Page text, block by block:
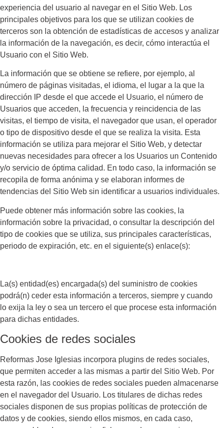
experiencia del usuario al navegar en el Sitio Web. Los
principales objetivos para los que se utilizan cookies de
terceros son la obtención de estadísticas de accesos y analizar
la información de la navegación, es decir, cómo interactúa el
Usuario con el Sitio Web.
La información que se obtiene se refiere, por ejemplo, al
número de páginas visitadas, el idioma, el lugar a la que la
dirección IP desde el que accede el Usuario, el número de
Usuarios que acceden, la frecuencia y reincidencia de las
visitas, el tiempo de visita, el navegador que usan, el operador
o tipo de dispositivo desde el que se realiza la visita. Esta
información se utiliza para mejorar el Sitio Web, y detectar
nuevas necesidades para ofrecer a los Usuarios un Contenido
y/o servicio de óptima calidad. En todo caso, la información se
recopila de forma anónima y se elaboran informes de
tendencias del Sitio Web sin identificar a usuarios individuales.
Puede obtener más información sobre las cookies, la
información sobre la privacidad, o consultar la descripción del
tipo de cookies que se utiliza, sus principales características,
periodo de expiración, etc. en el siguiente(s) enlace(s):
La(s) entidad(es) encargada(s) del suministro de cookies
podrá(n) ceder esta información a terceros, siempre y cuando
lo exija la ley o sea un tercero el que procese esta información
para dichas entidades.
Cookies de redes sociales
Reformas Jose Iglesias incorpora plugins de redes sociales,
que permiten acceder a las mismas a partir del Sitio Web. Por
esta razón, las cookies de redes sociales pueden almacenarse
en el navegador del Usuario. Los titulares de dichas redes
sociales disponen de sus propias políticas de protección de
datos y de cookies, siendo ellos mismos, en cada caso,